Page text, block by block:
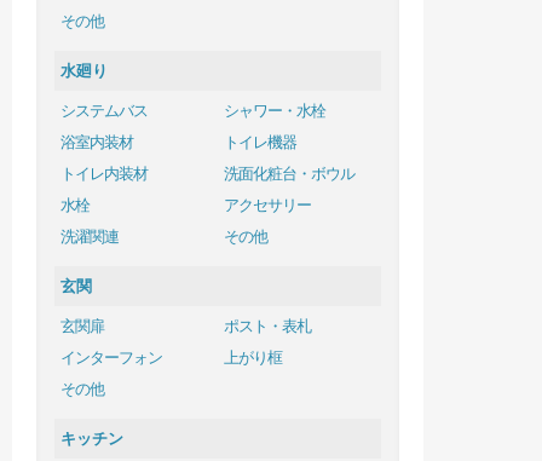
その他
水廻り
システムバス
シャワー・水栓
浴室内装材
トイレ機器
トイレ内装材
洗面化粧台・ボウル
水栓
アクセサリー
洗濯関連
その他
玄関
玄関扉
ポスト・表札
インターフォン
上がり框
その他
キッチン